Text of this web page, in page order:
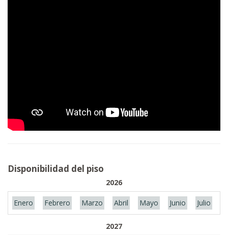
Disponibilidad del piso
2026
Enero Febrero Marzo Abril Mayo Junio Julio
2027